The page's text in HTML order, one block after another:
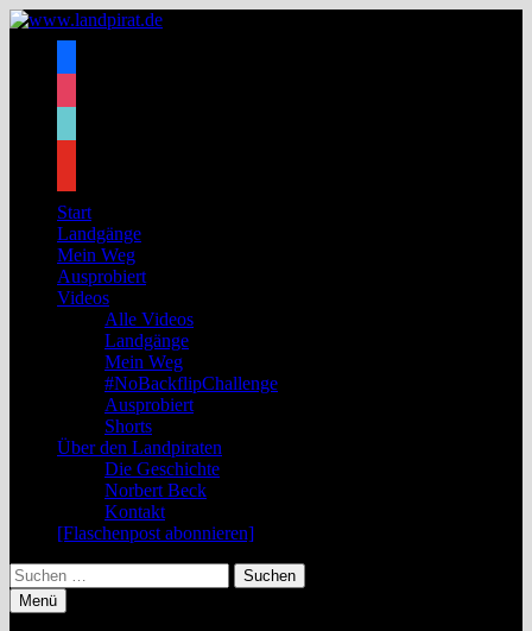
Zum
Start
Landgänge
Mein Weg
Ausprobiert
Videos
Alle Videos
Landgänge
Mein Weg
#NoBackflipChallenge
Ausprobiert
Shorts
Über den Landpiraten
Die Geschichte
Norbert Beck
Kontakt
[Flaschenpost abonnieren]
Suchen
nach:
Menü